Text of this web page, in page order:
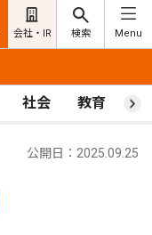
会社・IR 検索 Menu
社会 教育 ス
公開日：2025.09.25